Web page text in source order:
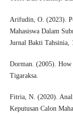
Arifudin, O. (2023).
Mahasiswa Dalam
Jurnal Bakti Tahsinia,
Dorman. (2005). How
Tigaraksa.
Fitria, N. (2020).
Keputusan Calon